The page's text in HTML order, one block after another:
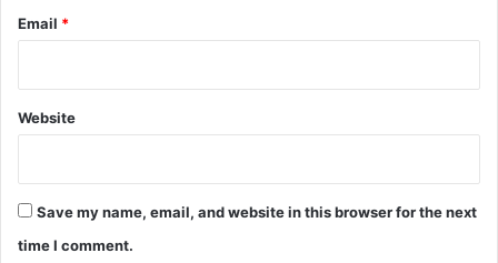
Email *
Website
Save my name, email, and website in this browser for the next
time I comment.